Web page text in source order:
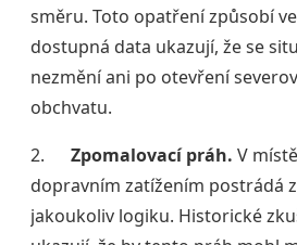
směru. Toto opatření způsobí
dostupná data ukazují, že se
nezmění ani po otevření
obchvatu.
2. Zpomalovací práh. V
dopravním zatížením postrádá
jakoukoliv logiku. Historické